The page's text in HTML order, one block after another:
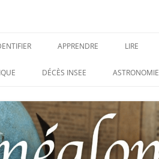
À
DES
INSIGNES, ATTRIBUTS ET GRADES
IDENTIFIER UNE PATTE DE COLLET
(INSIGNE DE COL)
IDENTIFIER UNE MÉDAILLE OU
APPRENDRE
APPRENDRE
LIRE
LIRE
DÉCÈS INSEE ASTRONOMIE